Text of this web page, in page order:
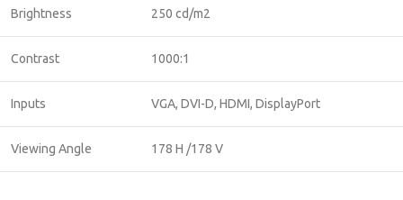
Brightness 250 cd/m2
Contrast 1000:1
Inputs VGA, DVI-D, HDMI, DisplayPort
Viewing Angle 178 H /178 V